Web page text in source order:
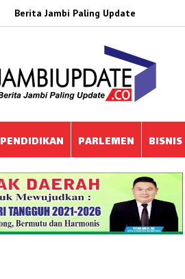
Berita Jambi Paling Update
PENDIDIKAN PARLEMEN BISNIS